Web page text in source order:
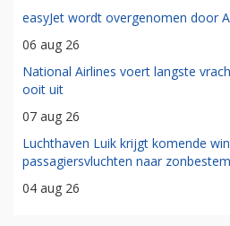
easyJet wordt overgenomen door
06 aug 26
National Airlines voert langste
ooit uit
07 aug 26
Luchthaven Luik krijgt komende
passagiersvluchten naar
04 aug 26